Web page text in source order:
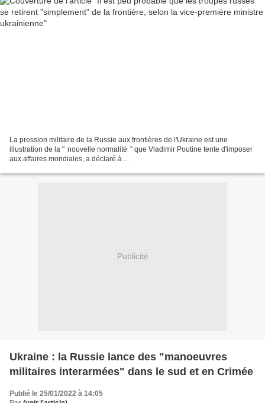
La pression militaire de la Russie aux frontières de l'Ukraine est une
illustration de la " nouvelle normalité " que Vladimir Poutine tente d'imposer
aux affaires mondiales, a déclaré à ...
Publicité
Ukraine : la Russie lance des "manoeuvres
militaires interarmées" dans le sud et en Crimée
Publié le 25/01/2022 à 14:05